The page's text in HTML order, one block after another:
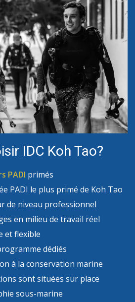
IDC Koh Tao?
PADI primés
PADI le plus primé de Koh Tao
de niveau professionnel
en milieu de travail réel
et flexible
dédiés
à la conservation marine
sont situées sur place
sous-marine